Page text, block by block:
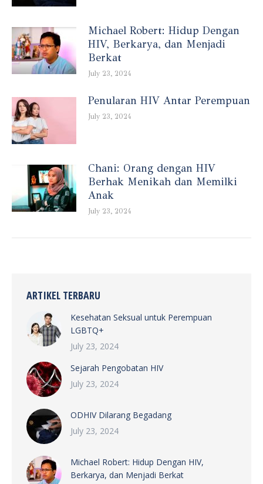
Michael Robert: Hidup Dengan
HIV, Berkarya, dan Menjadi
Berkat
July 23, 2024
Penularan HIV Antar Perempuan
July 23, 2024
Chani: Orang dengan HIV
Berhak Menikah dan Memilki
Anak
July 23, 2024
ARTIKEL TERBARU
Kesehatan Seksual untuk Perempuan
LGBTQ+
July 23, 2024
Sejarah Pengobatan HIV
July 23, 2024
ODHIV Dilarang Begadang
July 23, 2024
Michael Robert: Hidup Dengan HIV,
Berkarya, dan Menjadi Berkat